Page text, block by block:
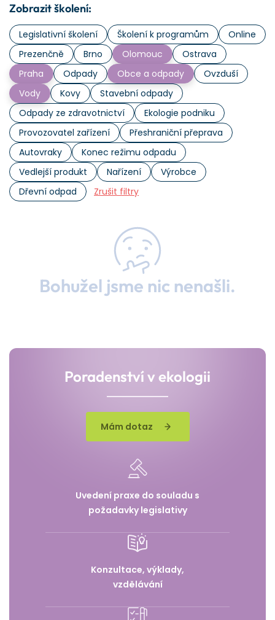
Zobrazit školení:
Legislativní školení Školení k programům
Online
Prezenčně
Brno Olomouc
Ostrava
Praha
Odpady Obce a odpady
Ovzduší
Vody
Kovy
Stavební odpady
Odpady ze zdravotnictví
Ekologie podniku
Provozovatel zařízení
Přeshraniční přeprava
Autovraky
Konec režimu odpadu
Vedlejší produkt
Nařízení
Výrobce
Dřevní odpad
Zrušit filtry
Bohužel jsme nic nenašli.
Poradenství v ekologii
Mám dotaz
Uvedení praxe do souladu s
požadavky legislativy
Konzultace, výklady,
vzdělávání